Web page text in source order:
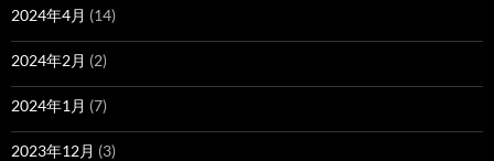
2024年4月 (14)
2024年2月 (2)
2024年1月 (7)
2023年12月 (3)